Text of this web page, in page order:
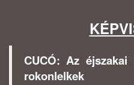
CUCÓ: Az éjszakai
rokonlelkek